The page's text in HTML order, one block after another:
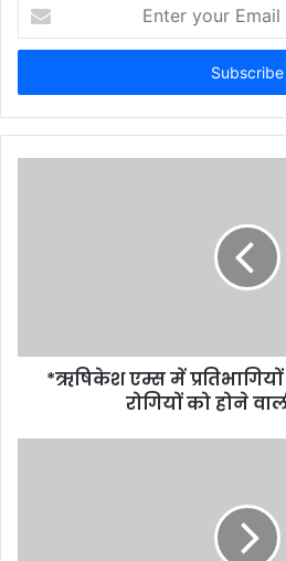
your
Email
*ऋषिकेश एम्स में
रोगियों को होने